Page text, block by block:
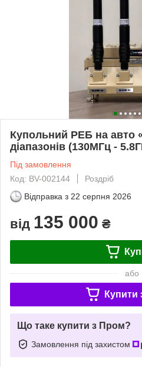
Купольний РЕБ на авто
діапазонів (130МГц -
Під замовлення
Код: BV-002144
Роздріб
Відправка з 22 серпня 2026
від 135 000 ₴
або
Купити
Що таке купити з Пром?
Замовлення під захистом